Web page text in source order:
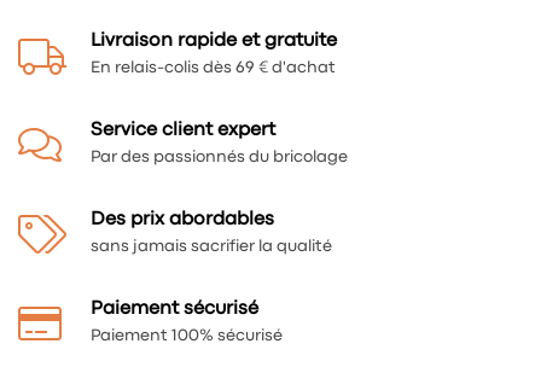
Livraison rapide et gratuite
En relais-colis dès 69 € d'achat
Service client expert
Par des passionnés du bricolage
Des prix abordables
sans jamais sacrifier la qualité
Paiement sécurisé
Paiement 100% sécurisé